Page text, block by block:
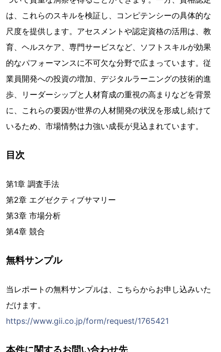
は、これらのスキルを検証し、コンピテンシーの具体的な
尺度を提供します。アセスメントや認定資格の活用は、教
育、ヘルスケア、専門サービスなど、ソフトスキルが効果
的なパフォーマンスに不可欠な分野で広まっています。従
業員開発への投資の増加、デジタルラーニングの技術的進
歩、リーダーシップと人材育成の重視の高まりなどを背景
に、これらの要因が世界の人材開発の状況を形成し続けて
いるため、市場情勢は力強い成長が見込まれています。
目次
第1章 調査手法
第2章 エグゼクティブサマリー
第3章 市場分析
第4章 競合
無料サンプル
当レポートの無料サンプルは、こちらからお申し込みいた
だけます。
https://www.gii.co.jp/form/request/1765421
本件に関するお問い合わせ先